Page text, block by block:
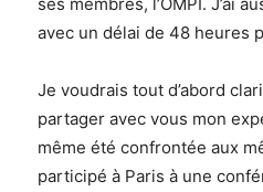
avec un délai de 48 heures
Je voudrais tout d’abord
partager avec vous mon
même été confrontée aux
participé à Paris à une